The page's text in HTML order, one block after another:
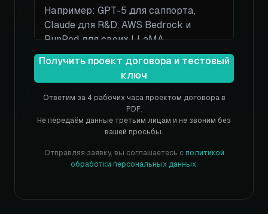
Получить проект договора и тестовый
ключ
Ответим за 4 рабочих часа проектом договора в
PDF.
Не передаём данные третьим лицам и не звоним без
вашей просьбы.
Отправляя заявку, вы соглашаетесь с политикой
обработки персональных данных